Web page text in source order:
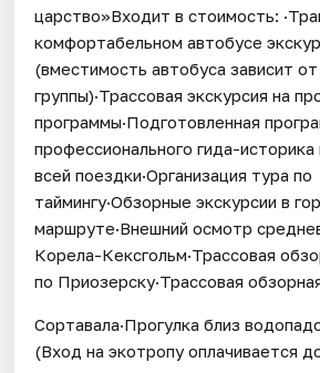
царство»Входит в стоимость:
комфортабельном автобусе
(вместимость автобуса зависит
группы)·Трассовая экскурсия на
программы·Подготовленная
профессионального гида-
всей поездки·Организация тура по
таймингу·Обзорные экскурсии в
маршруте·Внешний осмотр
Корела-Кексгольм·Трассовая
по Приозерску·Трассовая
Сортавала·Прогулка близ
(Вход на экотропу оплачивается